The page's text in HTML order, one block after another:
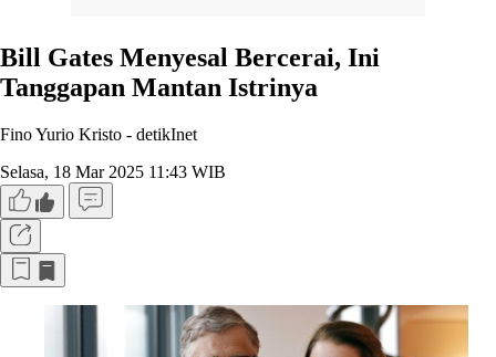
Bill Gates Menyesal Bercerai, Ini
Tanggapan Mantan Istrinya
Fino Yurio Kristo - detikInet
Selasa, 18 Mar 2025 11:43 WIB